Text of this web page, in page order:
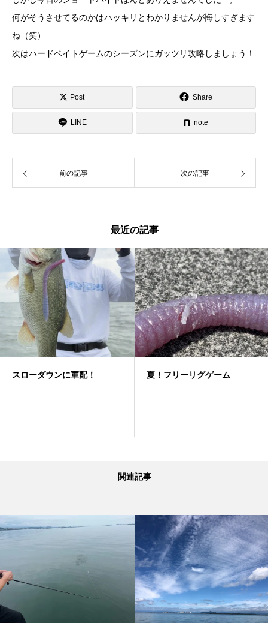
何がそうさせてるのかはハッキリとわかりませんが悔しすぎます
ね（笑）
次はハードベイトゲームのシーズンにガッツリ攻略しましょう！
Post Share
LINE note
前の記事 次の記事
最近の記事
スローダウンに軍配！ 夏！フリーリグゲーム
関連記事